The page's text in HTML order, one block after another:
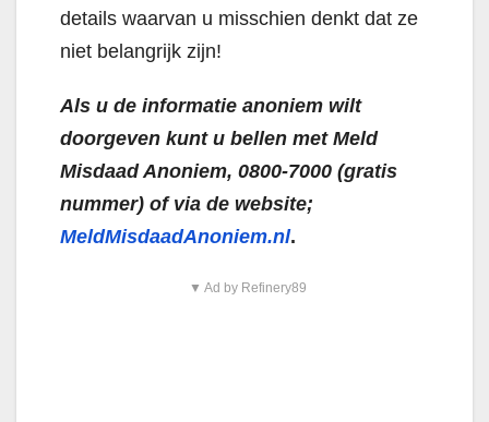
details waarvan u misschien denkt dat ze
niet belangrijk zijn!
Als u de informatie anoniem wilt
doorgeven kunt u bellen met Meld
Misdaad Anoniem, 0800-7000 (gratis
nummer) of via de website;
MeldMisdaadAnoniem.nl.
▼ Ad by Refinery89